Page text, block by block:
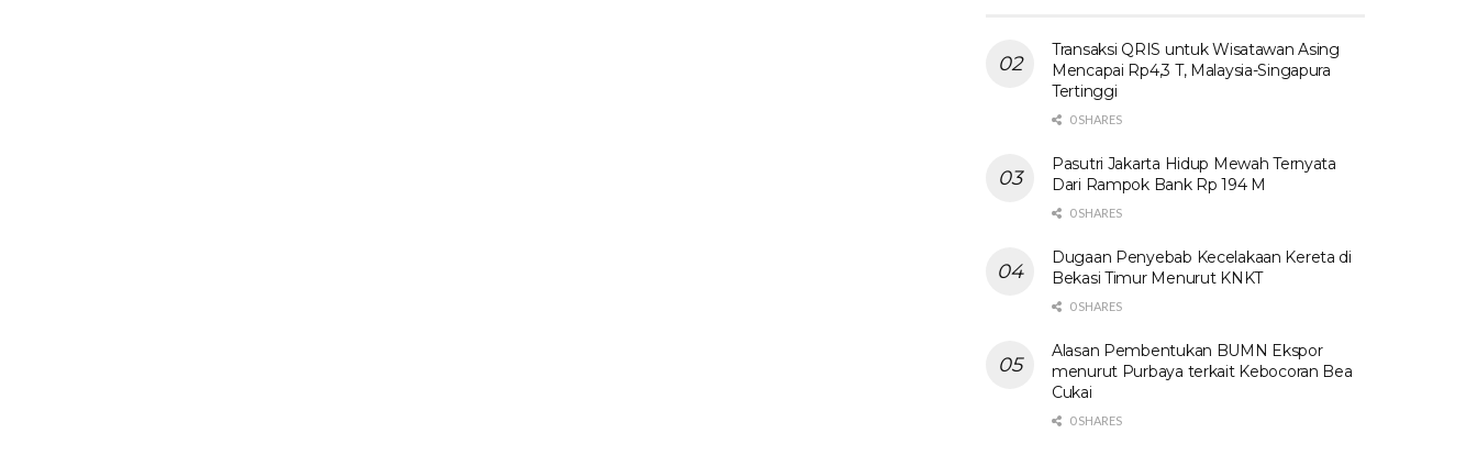
Transaksi QRIS untuk Wisatawan Asing
Mencapai Rp4,3 T, Malaysia-Singapura
Tertinggi
0 SHARES
Pasutri Jakarta Hidup Mewah Ternyata
Dari Rampok Bank Rp 194 M
0 SHARES
Dugaan Penyebab Kecelakaan Kereta di
Bekasi Timur Menurut KNKT
0 SHARES
Alasan Pembentukan BUMN Ekspor
menurut Purbaya terkait Kebocoran Bea
Cukai
0 SHARES